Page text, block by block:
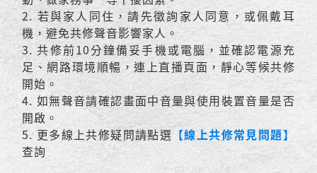
2. 若與家人同住，請先徵詢家人同意，或佩戴耳
機，避免共修聲音影響家人。
3. 共修前10分鐘備妥手機或電腦，並確認電源充
足、網路環境順暢，連上直播頁面，靜心等候共修
開始。
4. 如無聲音請確認畫面中音量與使用裝置音量是否
開啟。
5. 更多線上共修疑問請點選 【線上共修常見問題】
查詢